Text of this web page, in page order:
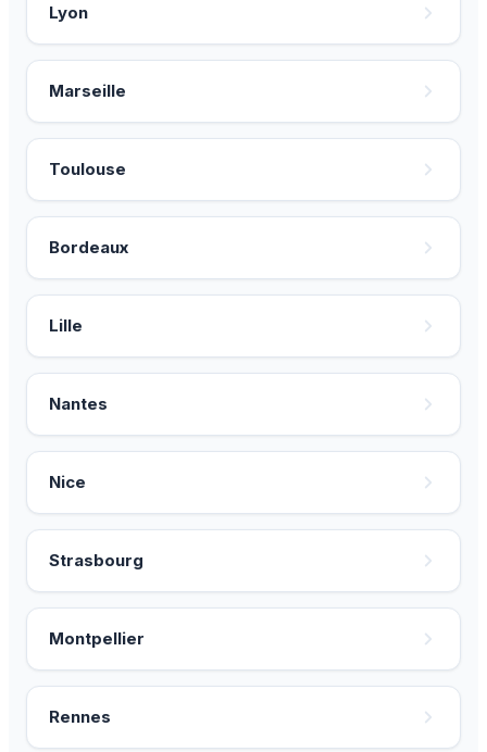
Lyon
Marseille
Toulouse
Bordeaux
Lille
Nantes
Nice
Strasbourg
Montpellier
Rennes